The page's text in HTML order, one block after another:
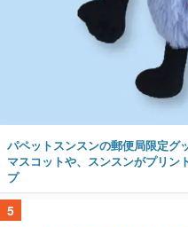
パペットスンスンの郵便局限定グ
マスコットや、スンスンがプリン
プ
5